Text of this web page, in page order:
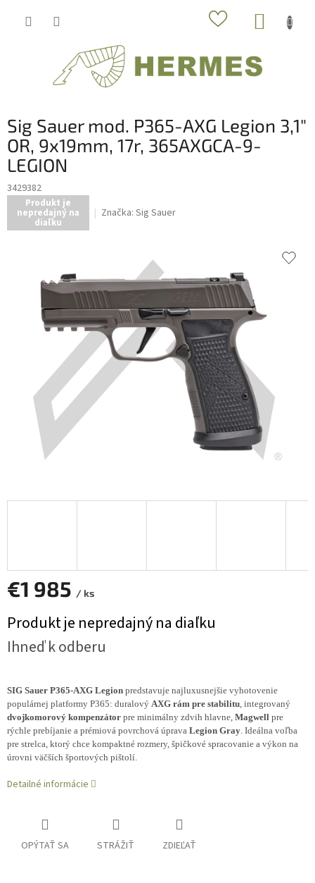
Sig Sauer mod. P365-AXG Legion 3,1"
OR, 9x19mm, 17r, 365AXGCA-9-
LEGION
3429382
Produkt je
nepredajný na
diaľku
Značka: Sig Sauer
€1 985 / ks
cena:
Produkt je nepredajný na diaľku
Ihneď k odberu
SIG Sauer P365-AXG Legion predstavuje najluxusnejšie vyhotovenie
populárnej platformy P365: duralový AXG rám pre stabilitu, integrovaný
dvojkomorový kompenzátor pre minimálny zdvih hlavne, Magwell pre
rýchle prebíjanie a prémiová povrchová úprava Legion Gray. Ideálna voľba
pre strelca, ktorý chce kompaktné rozmery, špičkové spracovanie a výkon na
úrovni väčších športových pištolí.
Detailné informácie
OPÝTAŤ SA STRÁŽIŤ ZDIEĽAŤ